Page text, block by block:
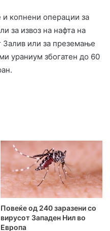
копнени операции за
за извоз на нафта на
Залив или за преземање
ураниум збогатен до 60
Повеќе од 240 заразени со
вирусот Западен Нил во
Европа